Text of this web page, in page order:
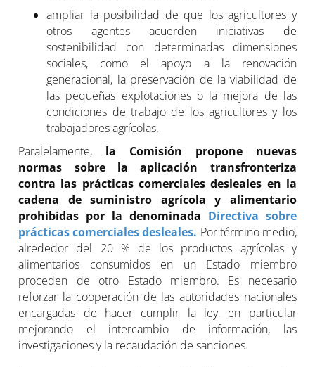
ampliar la posibilidad de que los agricultores y
otros agentes acuerden iniciativas de
sostenibilidad con determinadas dimensiones
sociales, como el apoyo a la renovación
generacional, la preservación de la viabilidad de
las pequeñas explotaciones o la mejora de las
condiciones de trabajo de los agricultores y los
trabajadores agrícolas.
Paralelamente, la Comisión propone nuevas
normas sobre la aplicación transfronteriza
contra las prácticas comerciales desleales en la
cadena de suministro agrícola y alimentario
prohibidas por la denominada Directiva sobre
prácticas comerciales desleales. Por término medio,
alrededor del 20 % de los productos agrícolas y
alimentarios consumidos en un Estado miembro
proceden de otro Estado miembro. Es necesario
reforzar la cooperación de las autoridades nacionales
encargadas de hacer cumplir la ley, en particular
mejorando el intercambio de información, las
investigaciones y la recaudación de sanciones.